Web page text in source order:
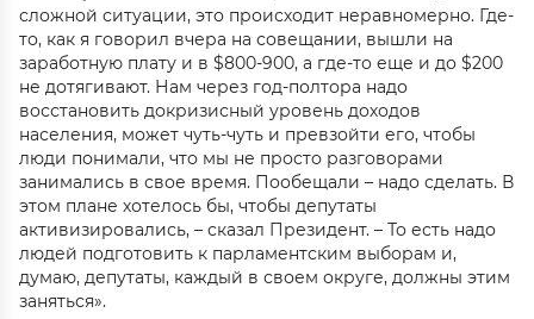
сложной ситуации, это происходит неравномерно. Где-
то, как я говорил вчера на совещании, вышли на
заработную плату и в $800-900, а где-то еще и до $200
не дотягивают. Нам через год-полтора надо
восстановить докризисный уровень доходов
населения, может чуть-чуть и превзойти его, чтобы
люди понимали, что мы не просто разговорами
занимались в свое время. Пообещали – надо сделать. В
этом плане хотелось бы, чтобы депутаты
активизировались, – сказал Президент. – То есть надо
людей подготовить к парламентским выборам и,
думаю, депутаты, каждый в своем округе, должны этим
заняться».